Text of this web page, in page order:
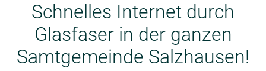
Schnelles Internet durch
Glasfaser in der ganzen
Samtgemeinde Salzhausen!